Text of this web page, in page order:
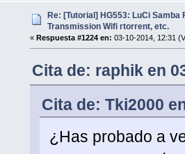
Re: [Tutorial] HG553: LuCi Samba
Transmission Wifi rtorrent, etc.
« Respuesta #1224 en: 03-10-2014, 12:31
Cita de: raphik en
Cita de: Tki2000
¿Has probado a